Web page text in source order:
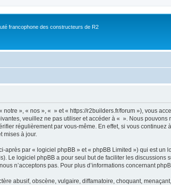
francophone des constructeurs de R2
», « nos », « » et « https://r2builders.fr/forum »), vous
veuillez ne pas utiliser et accéder à « ». Nous
régulièrement par vous-même. En effet, si vous
mises à jour.
après par « logiciel phpBB » et « phpBB Limited ») qui est un
Le logiciel phpBB a pour seul but de faciliter les
n’acceptons pas. Pour plus d’informations concernant
abusif, obscène, vulgaire, diffamatoire, choquant,